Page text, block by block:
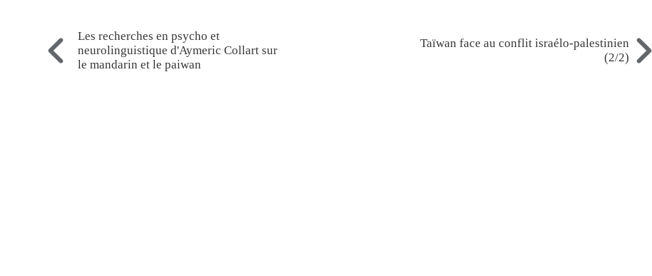
Les recherches en psycho et
neurolinguistique d'Aymeric Collart sur
le mandarin et le paiwan
Taïwan face au conflit israélo-palestinien
(2/2)